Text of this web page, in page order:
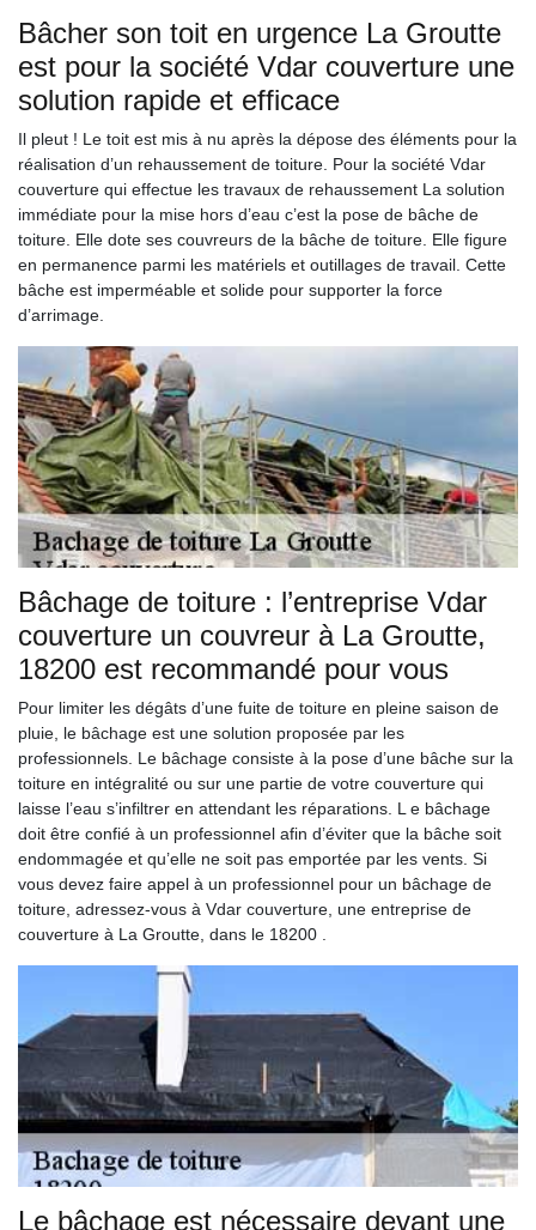
Bâcher son toit en urgence La Groutte
est pour la société Vdar couverture une
solution rapide et efficace
Il pleut ! Le toit est mis à nu après la dépose des éléments pour la
réalisation d’un rehaussement de toiture. Pour la société Vdar
couverture qui effectue les travaux de rehaussement La solution
immédiate pour la mise hors d’eau c’est la pose de bâche de
toiture. Elle dote ses couvreurs de la bâche de toiture. Elle figure
en permanence parmi les matériels et outillages de travail. Cette
bâche est imperméable et solide pour supporter la force
d’arrimage.
Bâchage de toiture : l’entreprise Vdar
couverture un couvreur à La Groutte,
18200 est recommandé pour vous
Pour limiter les dégâts d’une fuite de toiture en pleine saison de
pluie, le bâchage est une solution proposée par les
professionnels. Le bâchage consiste à la pose d’une bâche sur la
toiture en intégralité ou sur une partie de votre couverture qui
laisse l’eau s’infiltrer en attendant les réparations. L e bâchage
doit être confié à un professionnel afin d’éviter que la bâche soit
endommagée et qu’elle ne soit pas emportée par les vents. Si
vous devez faire appel à un professionnel pour un bâchage de
toiture, adressez-vous à Vdar couverture, une entreprise de
couverture à La Groutte, dans le 18200 .
Le bâchage est nécessaire devant une